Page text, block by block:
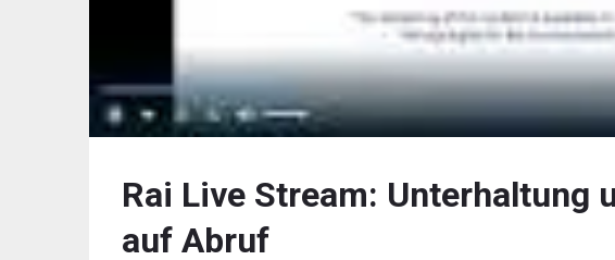
Rai Live Stream: Unterhaltung
auf Abruf